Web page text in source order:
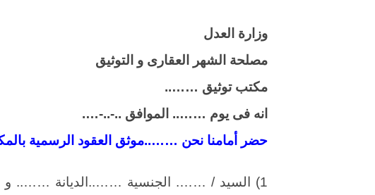
وزارة العدل
مصلحة الشهر العقارى و التوثيق
مكتب توثيق ……..
انه فى يوم …….. الموافق ..-..-….
حضر أمامنا نحن ……..موثق العقود الرسمية
1) السيد / ……. الجنسية ……..الديانة …….. و